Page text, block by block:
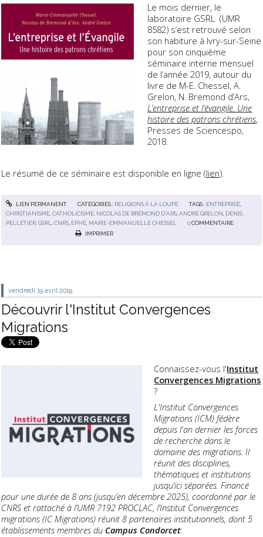
Le mois dernier, le
laboratoire GSRL (UMR
8582) s’est retrouvé selon
son habiture à Ivry-sur-Seine
pour son cinquième
séminaire interne mensuel
de l’année 2019, autour du
livre de M-E. Chessel, A.
Grelon, N. Bremond d’Ars,
L’entreprise et l’évangile. Une
histoire des patrons chrétiens,
Presses de Sciencespo,
2018.
Le résumé de ce séminaire est disponible en ligne (lien).
LIEN PERMANENT CATÉGORIES : RELIGIONS À LA LOUPE TAGS : ENTREPRISE
CHRISTIANISME ,CATHOLICISME NICOLAS DE BRÉMOND D'ARS ,ANDRÉ GRELON DENIS
PELLETIER ,GSRL ,CNRS EPHE MARIE-EMMANUELLE CHESSEL 0 COMMENTAIRE
IMPRIMER
vendredi 19 avril 2019
Découvrir l'Institut Convergences
Migrations
Connaissez-vous l'Institut
Convergences Migrations
?
L'Institut Convergences
Migrations (ICM) fédère
depuis l'an dernier les forces
de recherche dans le
domaine des migrations. Il
réunit des disciplines,
thématiques et institutions
jusqu’ici séparées. Financé
pour une durée de 8 ans (jusqu’en décembre 2025), coordonné par le
CNRS et rattaché à l’UMR 7192 PROCLAC, l’Institut Convergences
migrations (IC Migrations) réunit 8 partenaires institutionnels, dont 5
établissements membres du Campus Condorcet: